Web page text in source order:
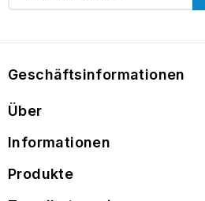
Geschäftsinformationen
Über
Informationen
Produkte